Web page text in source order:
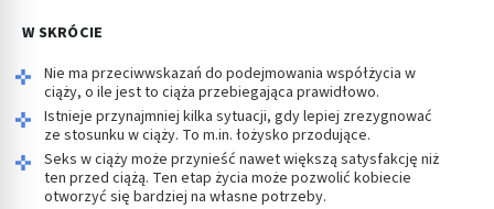
W SKRÓCIE
Nie ma przeciwwskazań do podejmowania współżycia w
ciąży, o ile jest to ciąża przebiegająca prawidłowo.
Istnieje przynajmniej kilka sytuacji, gdy lepiej zrezygnować
ze stosunku w ciąży. To m.in. łożysko przodujące.
Seks w ciąży może przynieść nawet większą satysfakcję niż
ten przed ciążą. Ten etap życia może pozwolić kobiecie
otworzyć się bardziej na własne potrzeby.